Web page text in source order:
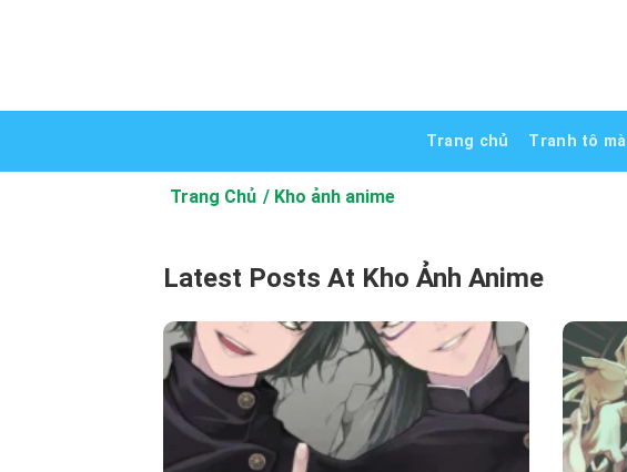
Trang chủ Tranh tô
Trang Chủ Kho ảnh anime
Latest Posts At Kho Ảnh Anime